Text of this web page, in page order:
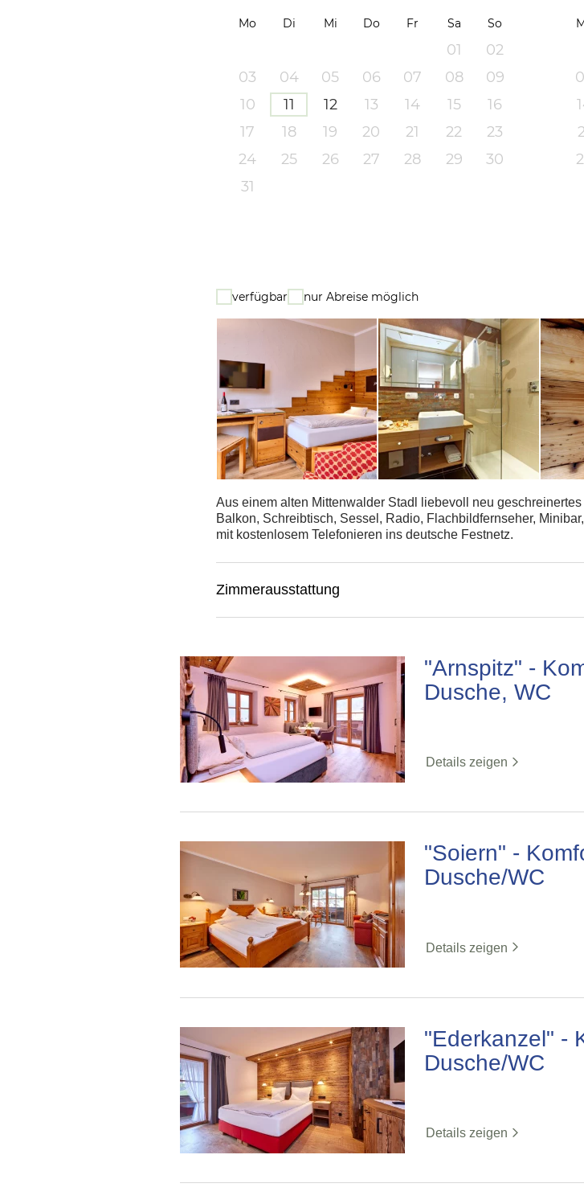
Mo Di Mi Do Fr Sa So
01
02
03
04 05 06 07 08
09
10
11 12 13 14 15
16
17
18 19 20 21 22
23
24
25 26 27 28 29
30
31
verfügbar nur Abreise möglich
Aus einem alten Mittenwalder Stadl liebevoll neu
Balkon, Schreibtisch, Sessel, Radio, Flachbildfernseher,
mit kostenlosem Telefonieren ins deutsche Festnetz.
Zimmerausstattung
"Arnspitz" -
Dusche, WC
Details zeigen
"Soiern" -
Dusche/WC
Details zeigen
"Ederkanzel" -
Dusche/WC
Details zeigen